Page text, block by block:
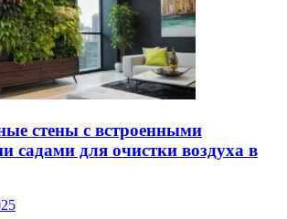
стены с встроенными
садами для очистки воздуха в